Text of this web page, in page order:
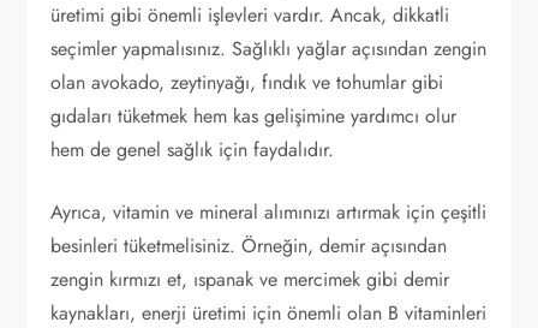
üretimi gibi önemli işlevleri vardır. Ancak, dikkatli
seçimler yapmalısınız. Sağlıklı yağlar açısından zengin
olan avokado, zeytinyağı, fındık ve tohumlar gibi
gıdaları tüketmek hem kas gelişimine yardımcı olur
hem de genel sağlık için faydalıdır.
Ayrıca, vitamin ve mineral alımınızı artırmak için çeşitli
besinleri tüketmelisiniz. Örneğin, demir açısından
zengin kırmızı et, ıspanak ve mercimek gibi demir
kaynakları, enerji üretimi için önemli olan B vitaminleri